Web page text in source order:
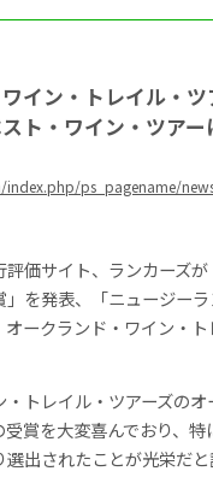
ワイン・トレイル・
ト・ワイン・ツアー
ps_pagename/
価サイト、ランカーズ
を発表、「ニュージーラ
ークランド・ワイン・
トレイル・ツアーズのオ
賞を大変喜んでおり、特
出されたことが光栄だと